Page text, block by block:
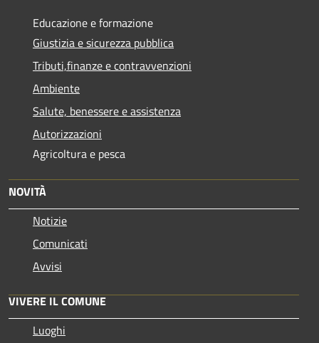
Educazione e formazione
Giustizia e sicurezza pubblica
Tributi,finanze e contravvenzioni
Ambiente
Salute, benessere e assistenza
Autorizzazioni
Agricoltura e pesca
NOVITÀ
Notizie
Comunicati
Avvisi
VIVERE IL COMUNE
Luoghi